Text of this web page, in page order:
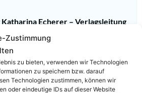
Zustimmung
zu bieten, verwenden wir Technologien
zu speichern bzw. darauf
Technologien zustimmen, können wir
oder eindeutige IDs auf dieser Website
Echerer – Verlagsleitung